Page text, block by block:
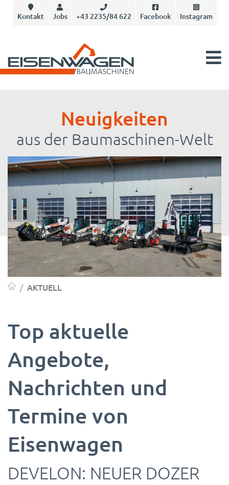
Kontakt Jobs +43 2235/84 622 Facebook Instagram
Neuigkeiten
aus der Baumaschinen-Welt
AKTUELL
Top aktuelle
Angebote,
Nachrichten und
Termine von
Eisenwagen
DEVELON: NEUER DOZER